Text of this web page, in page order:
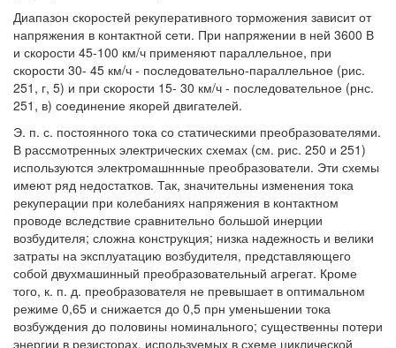
Диапазон скоростей рекуперативного торможения зависит от
напряжения в контактной сети. При напряжении в ней 3600 В
и скорости 45-100 км/ч применяют параллельное, при
скорости 30- 45 км/ч - последовательно-параллельное (рис.
251, г, 5) и при скорости 15- 30 км/ч - последовательное (рнс.
251, в) соединение якорей двигателей.
Э. п. с. постоянного тока со статическими преобразователями.
В рассмотренных электрических схемах (см. рис. 250 и 251)
используются электромашннные преобразователи. Эти схемы
имеют ряд недостатков. Так, значительны изменения тока
рекуперации при колебаниях напряжения в контактном
проводе вследствие сравнительно большой инерции
возбудителя; сложна конструкция; низка надежность и велики
затраты на эксплуатацию возбудителя, представляющего
собой двухмашинный преобразовательный агрегат. Кроме
того, к. п. д. преобразователя не превышает в оптимальном
режиме 0,65 и снижается до 0,5 прн уменьшении тока
возбуждения до половины номинального; существенны потери
энергии в резисторах, используемых в схеме циклической